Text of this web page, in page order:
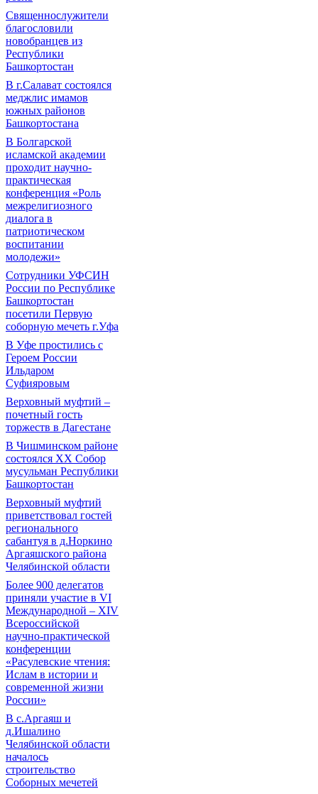
Священнослужители
благословили
новобранцев из
Республики
Башкортостан
В г.Салават состоялся
меджлис имамов
южных районов
Башкортостана
В Болгарской
исламской академии
проходит научно-
практическая
конференция «Роль
межрелигиозного
диалога в
патриотическом
воспитании
молодежи»
Сотрудники УФСИН
России по Республике
Башкортостан
посетили Первую
соборную мечеть г.Уфа
В Уфе простились с
Героем России
Ильдаром
Суфияровым
Верховный муфтий –
почетный гость
торжеств в Дагестане
В Чишминском районе
состоялся XX Собор
мусульман Республики
Башкортостан
Верховный муфтий
приветствовал гостей
регионального
сабантуя в д.Норкино
Аргаяшского района
Челябинской области
Более 900 делегатов
приняли участие в VI
Международной – ХIV
Всероссийской
научно-практической
конференции
«Расулевские чтения:
Ислам в истории и
современной жизни
России»
В с.Аргаяш и
д.Ишалино
Челябинской области
началось
строительство
Соборных мечетей